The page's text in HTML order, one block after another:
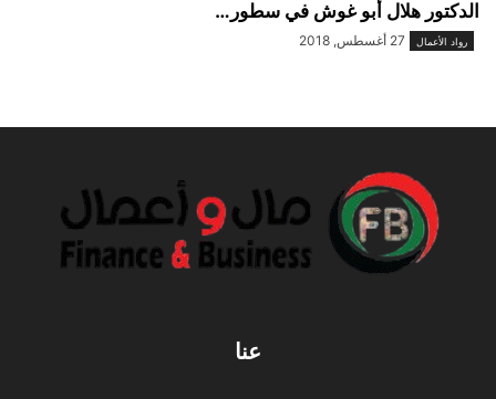
الدكتور هلال أبو غوش في سطور…
رواد الأعمال 27 أغسطس, 2018
عنا